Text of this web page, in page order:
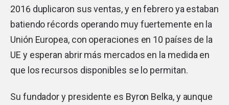
2016 duplicaron sus ventas, y en febrero ya estaban
batiendo récords operando muy fuertemente en la
Unión Europea, con operaciones en 10 países de la
UE y esperan abrir más mercados en la medida en
que los recursos disponibles se lo permitan.
Su fundador y presidente es Byron Belka, y aunque